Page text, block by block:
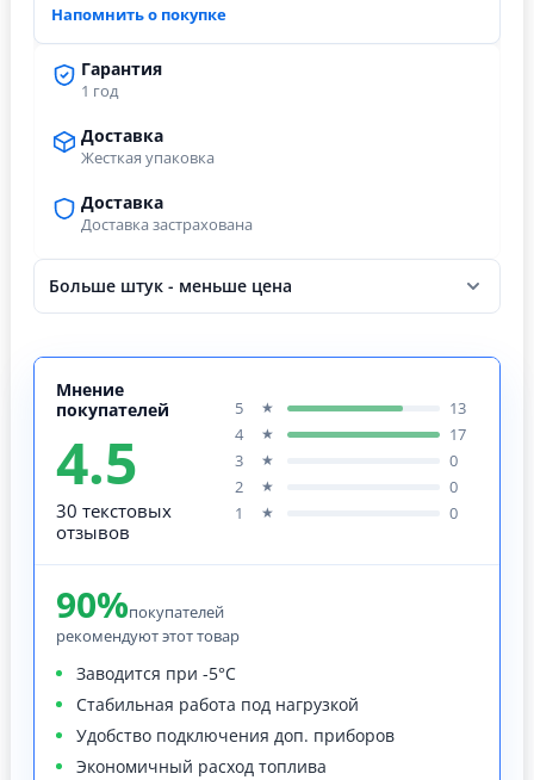
Гарантия
1 год
Доставка
Жесткая упаковка
Доставка
Доставка застрахована
Больше штук - меньше цена
Напомнить о покупке
Мнение
покупателей
4.5
30 текстовых
отзывов
5 ★
13
4
★
17
3
★
0
2
★
0
1
★ 0
90%покупателей
рекомендуют этот товар
Заводится при -5°C
Стабильная работа под нагрузкой
Удобство подключения доп. приборов
Экономичный расход топлива